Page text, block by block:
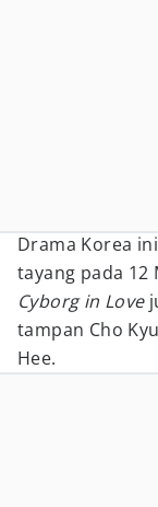
Drama Korea
tayang pada 12
Cyborg in Love
tampan Cho
Hee.